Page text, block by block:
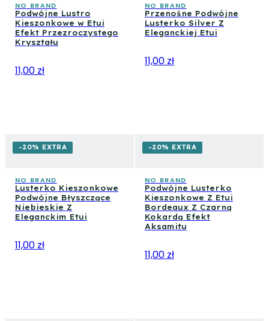
NO BRAND
Podwójne Lustro
Kieszonkowe w Etui
Efekt Przezroczystego
Kryształu
11,00 zł
NO BRAND
Przenośne Podwójne
Lusterko Silver Z
Eleganckiej Etui
11,00 zł
-20% EXTRA
NO BRAND
Lusterko Kieszonkowe
Podwójne Błyszczące
Niebieskie Z
Eleganckim Etui
11,00 zł
-20% EXTRA
NO BRAND
Podwójne Lusterko
Kieszonkowe Z Etui
Bordeaux Z Czarną
Kokardą Efekt
Aksamitu
11,00 zł